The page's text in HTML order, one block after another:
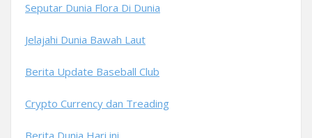
Seputar Dunia Flora Di Dunia
Jelajahi Dunia Bawah Laut
Berita Update Baseball Club
Crypto Currency dan Treading
Berita Dunia Hari ini